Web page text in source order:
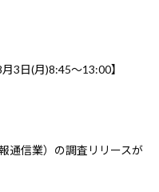
3日(月)8:45～13:00】
通信業）の調査リリースが